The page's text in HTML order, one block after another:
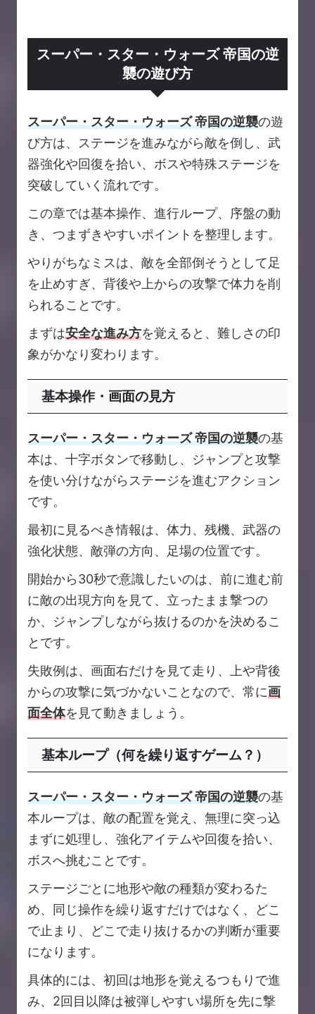
スーパー・スター・ウォーズ 帝国の逆
襲の遊び方
スーパー・スター・ウォーズ 帝国の逆襲の遊
び方は、ステージを進みながら敵を倒し、武
器強化や回復を拾い、ボスや特殊ステージを
突破していく流れです。
この章では基本操作、進行ループ、序盤の動
き、つまずきやすいポイントを整理します。
やりがちなミスは、敵を全部倒そうとして足
を止めすぎ、背後や上からの攻撃で体力を削
られることです。
まずは安全な進み方を覚えると、難しさの印
象がかなり変わります。
基本操作・画面の見方
スーパー・スター・ウォーズ 帝国の逆襲の基
本は、十字ボタンで移動し、ジャンプと攻撃
を使い分けながらステージを進むアクション
です。
最初に見るべき情報は、体力、残機、武器の
強化状態、敵弾の方向、足場の位置です。
開始から30秒で意識したいのは、前に進む前
に敵の出現方向を見て、立ったまま撃つの
か、ジャンプしながら抜けるのかを決めるこ
とです。
失敗例は、画面右だけを見て走り、上や背後
からの攻撃に気づかないことなので、常に画
面全体を見て動きましょう。
基本ループ（何を繰り返すゲーム？）
スーパー・スター・ウォーズ 帝国の逆襲の基
本ループは、敵の配置を覚え、無理に突っ込
まずに処理し、強化アイテムや回復を拾い、
ボスへ挑むことです。
ステージごとに地形や敵の種類が変わるた
め、同じ操作を繰り返すだけではなく、どこ
で止まり、どこで走り抜けるかの判断が重要
になります。
具体的には、初回は地形を覚えるつもりで進
み、2回目以降は被弾しやすい場所を先に撃